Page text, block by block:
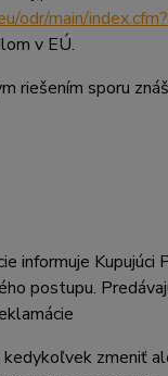
odr/main/
v EÚ.
riešením sporu
informuje Kupujúci
postupu.
kedykoľvek zmeniť